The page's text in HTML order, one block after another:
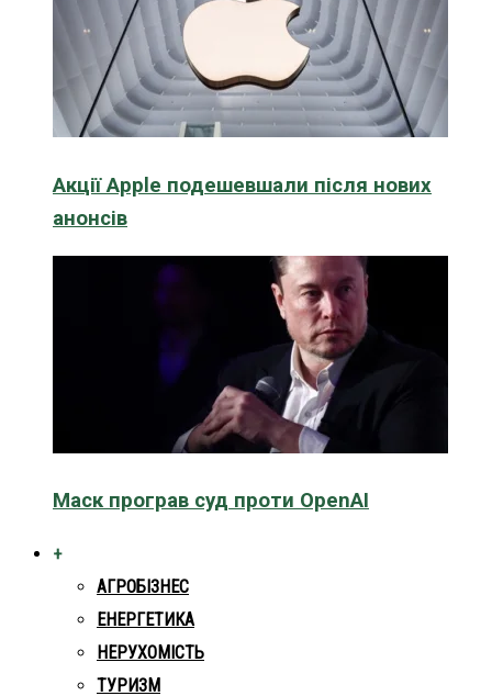
Акції Apple подешевшали після нових
анонсів
Маск програв суд проти OpenAI
+
АГРОБІЗНЕС
ЕНЕРГЕТИКА
НЕРУХОМІСТЬ
ТУРИЗМ